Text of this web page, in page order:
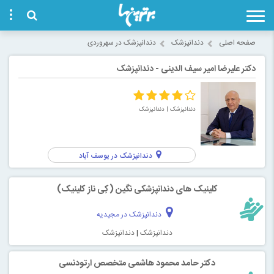
صفحه اصلی دندانپزشک دندانپزشک در سهروردی
دکتر علیرضا امیر سیف الدینی - دندانپزشک
دندانپزشک | دندانپزشک
دندانپزشک در یوسف آباد
کلینیک های دندانپزشکی نگین (کِی ناز کلینیک)
دندانپزشک در مجیدیه
دندانپزشک |دندانپزشک
دکتر حامد محمود هاشمی متخصص ارتودنسی